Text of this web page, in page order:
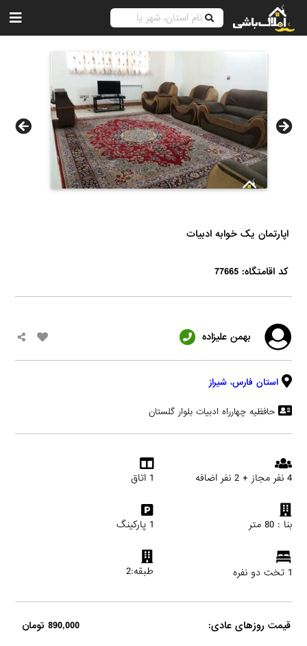
اپارتمان یک خوابه ادبیات
کد اقامتگاه: 77665
بهمن علیزاده
استان فارس، شیراز
حافظیه چهارراه ادبیات بلوار گلستان
4 نفر مجاز + 2 نفر اضافه 1 اتاق
بنا : 80 متر 1 پارکینگ
1 تخت دو نفره طبقه:2
قیمت روزهای عادی: 890,000 تومان